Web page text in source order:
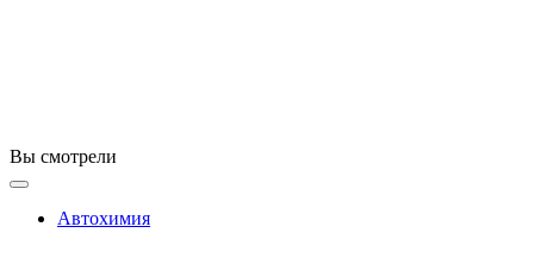
Вы смотрели
Автохимия